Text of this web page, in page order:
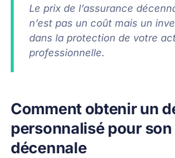
Le prix de l’assurance
n’est pas un coût mais un
dans la protection de votre
professionnelle.
Comment obtenir un
personnalisé pour
décennale